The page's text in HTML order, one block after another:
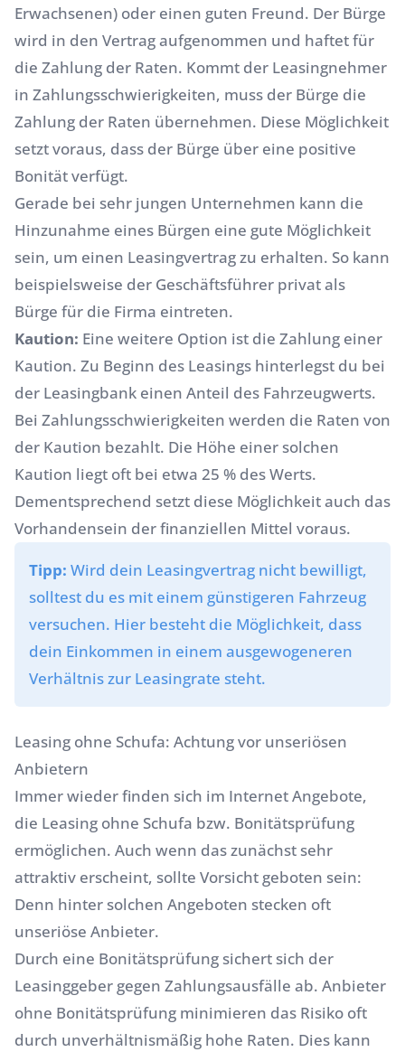
Erwachsenen) oder einen guten Freund. Der Bürge
wird in den Vertrag aufgenommen und haftet für
die Zahlung der Raten. Kommt der Leasingnehmer
in Zahlungsschwierigkeiten, muss der Bürge die
Zahlung der Raten übernehmen. Diese Möglichkeit
setzt voraus, dass der Bürge über eine positive
Bonität verfügt.
Gerade bei sehr jungen Unternehmen kann die
Hinzunahme eines Bürgen eine gute Möglichkeit
sein, um einen Leasingvertrag zu erhalten. So kann
beispielsweise der Geschäftsführer privat als
Bürge für die Firma eintreten.
Kaution: Eine weitere Option ist die Zahlung einer
Kaution. Zu Beginn des Leasings hinterlegst du bei
der Leasingbank einen Anteil des Fahrzeugwerts.
Bei Zahlungsschwierigkeiten werden die Raten von
der Kaution bezahlt. Die Höhe einer solchen
Kaution liegt oft bei etwa 25 % des Werts.
Dementsprechend setzt diese Möglichkeit auch das
Vorhandensein der finanziellen Mittel voraus.
Tipp: Wird dein Leasingvertrag nicht bewilligt,
solltest du es mit einem günstigeren Fahrzeug
versuchen. Hier besteht die Möglichkeit, dass
dein Einkommen in einem ausgewogeneren
Verhältnis zur Leasingrate steht.
Leasing ohne Schufa: Achtung vor unseriösen
Anbietern
Immer wieder finden sich im Internet Angebote,
die Leasing ohne Schufa bzw. Bonitätsprüfung
ermöglichen. Auch wenn das zunächst sehr
attraktiv erscheint, sollte Vorsicht geboten sein:
Denn hinter solchen Angeboten stecken oft
unseriöse Anbieter.
Durch eine Bonitätsprüfung sichert sich der
Leasinggeber gegen Zahlungsausfälle ab. Anbieter
ohne Bonitätsprüfung minimieren das Risiko oft
durch unverhältnismäßig hohe Raten. Dies kann